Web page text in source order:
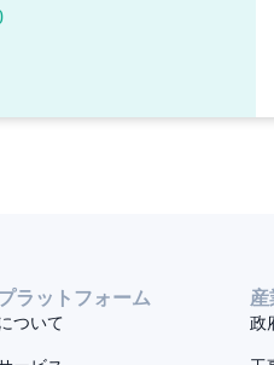
ラットフォーム
ついて
産
政